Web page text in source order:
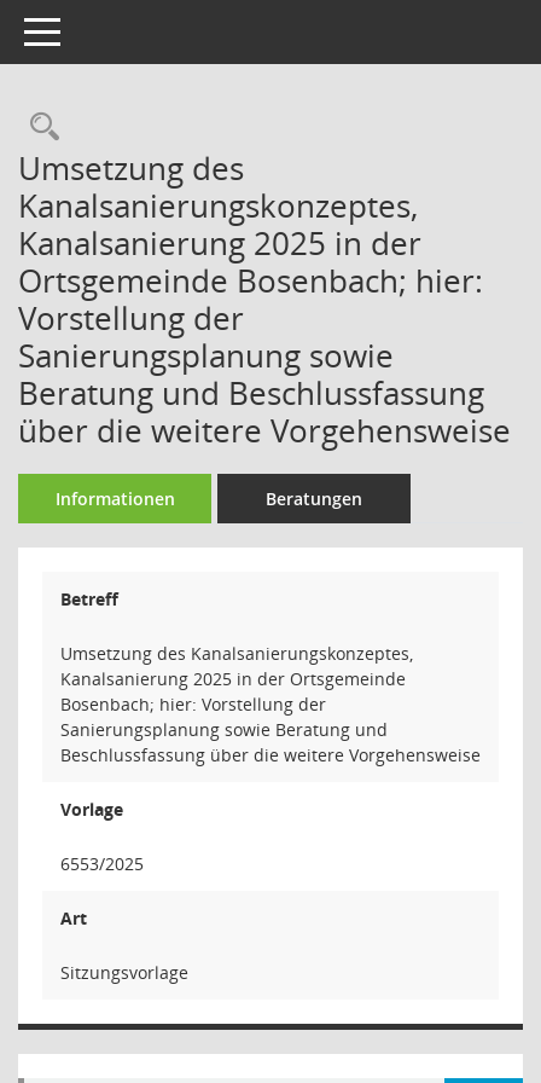
Toggle navigation
Rechercheauswahl
Umsetzung des
Kanalsanierungskonzeptes,
Kanalsanierung 2025 in der
Ortsgemeinde Bosenbach; hier:
Vorstellung der
Sanierungsplanung sowie
Beratung und Beschlussfassung
über die weitere Vorgehensweise
Informationen Beratungen
Betreff
Umsetzung des Kanalsanierungskonzeptes,
Kanalsanierung 2025 in der Ortsgemeinde
Bosenbach; hier: Vorstellung der
Sanierungsplanung sowie Beratung und
Beschlussfassung über die weitere Vorgehensweise
Vorlage
6553/2025
Art
Sitzungsvorlage